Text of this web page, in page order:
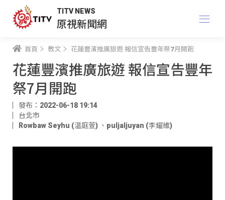
TITV NEWS
原視新聞網
首頁 教文 花蓮豐濱推廣旅遊 報信宣告豐年祭7月開跑
花蓮豐濱推廣旅遊 報信宣告豐年
祭7月開跑
發布：2022-06-18 19:14
台北市
Rowbaw Seyhu (温庭萱) 、 puljaljuyan (李耀維)